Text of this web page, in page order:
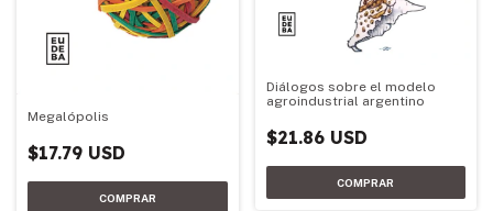
Megalópolis
$17.79 USD
Diálogos sobre el modelo
agroindustrial argentino
$21.86 USD